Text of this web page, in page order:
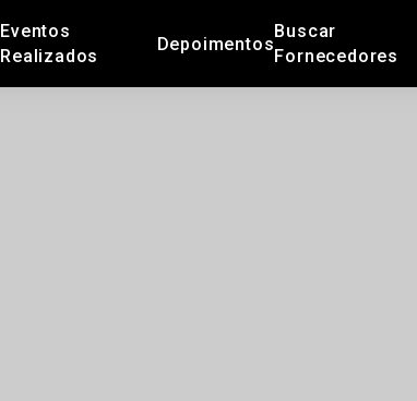
Eventos
Realizados
Depoimentos
Buscar
Fornecedores